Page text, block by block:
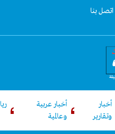
اتصل بنا
أخبار
وتقارير
أخبار عربية
وعالمية